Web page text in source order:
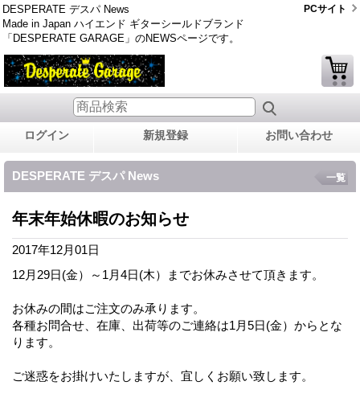
DESPERATE デスパ News
Made in Japan ハイエンド ギターシールドブランド
「DESPERATE GARAGE」のNEWSページです。
PCサイト
ログイン 新規登録 お問い合わせ
DESPERATE デスパ News 一覧
年末年始休暇のお知らせ
2017年12月01日
12月29日(金）～1月4日(木）までお休みさせて頂きます。
お休みの間はご注文のみ承ります。
各種お問合せ、在庫、出荷等のご連絡は1月5日(金）からとな
ります。
ご迷惑をお掛けいたしますが、宜しくお願い致します。